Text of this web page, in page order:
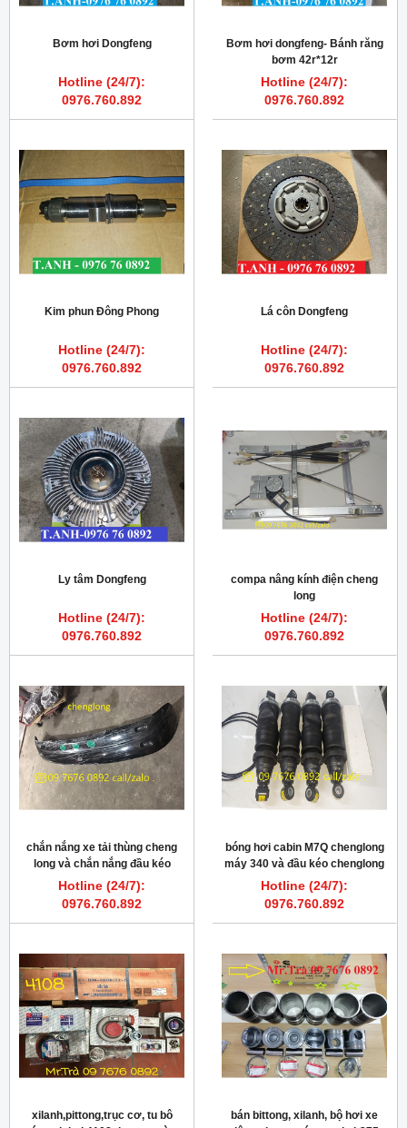
Bơm hơi Dongfeng
Hotline (24/7):
0976.760.892
Bơm hơi dongfeng- Bánh răng
bơm 42r*12r
Hotline (24/7):
0976.760.892
Kim phun Đông Phong
Hotline (24/7):
0976.760.892
Lá côn Dongfeng
Hotline (24/7):
0976.760.892
Ly tâm Dongfeng
Hotline (24/7):
0976.760.892
compa nâng kính điện cheng
long
Hotline (24/7):
0976.760.892
chắn nắng xe tải thùng cheng
long và chắn nắng đầu kéo
cheng long
Hotline (24/7):
0976.760.892
bóng hơi cabin M7Q chenglong
máy 340 và đầu kéo chenglong
375
Hotline (24/7):
0976.760.892
xilanh,pittong,trục cơ, tu bô
bán bittong, xilanh, bộ hơi xe